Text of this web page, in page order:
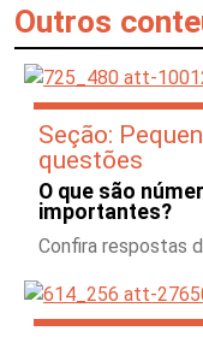
Outros
Seção:
questões
O que são
importantes?
Confira respostas